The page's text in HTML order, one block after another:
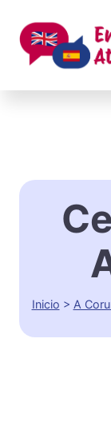
contenido
Inicio > A